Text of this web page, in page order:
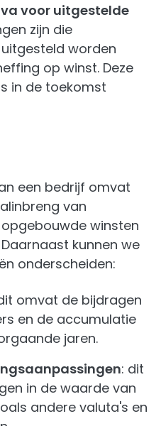
voor uitgestelde
zijn die
worden
op winst. Deze
in de toekomst
een bedrijf omvat
van
winsten
kunnen we
onderscheiden:
omvat de bijdragen
en de accumulatie
jaren.
: dit
in de waarde van
andere valuta's en